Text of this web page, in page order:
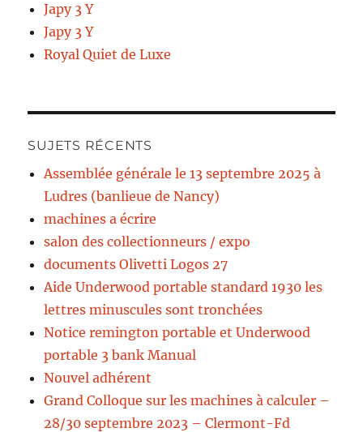
Japy 3 Y
Japy 3 Y
Royal Quiet de Luxe
SUJETS RÉCENTS
Assemblée générale le 13 septembre 2025 à
Ludres (banlieue de Nancy)
machines a écrire
salon des collectionneurs / expo
documents Olivetti Logos 27
Aide Underwood portable standard 1930 les
lettres minuscules sont tronchées
Notice remington portable et Underwood
portable 3 bank Manual
Nouvel adhérent
Grand Colloque sur les machines à calculer –
28/30 septembre 2023 – Clermont-Fd